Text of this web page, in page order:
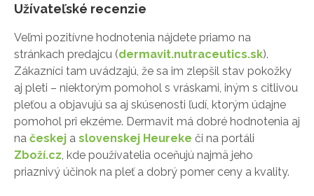
Užívateľské recenzie
Veľmi pozitívne hodnotenia nájdete priamo na
stránkach predajcu (dermavit.nutraceutics.sk).
Zákazníci tam uvádzajú, že sa im zlepšil stav pokožky
aj pleti – niektorým pomohol s vráskami, iným s citlivou
pleťou a objavujú sa aj skúsenosti ľudí, ktorým údajne
pomohol pri ekzéme. Dermavit má dobré hodnotenia aj
na českej a slovenskej Heureke či na portáli
Zboží.cz, kde používatelia oceňujú najmä jeho
priaznivý účinok na pleť a dobrý pomer ceny a kvality.